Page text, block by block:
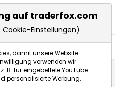
auf traderfox.com
Cookie-Einstellungen)
damit unsere Website
verwenden wir
B. für eingebettete YouTube-
personalisierte Werbung.